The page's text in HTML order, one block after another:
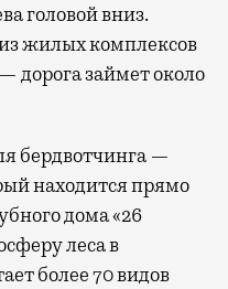
головой вниз.
жилых комплексов
займет около
бердвотчинга —
находится прямо
дома «26
леса в
более 70 видов